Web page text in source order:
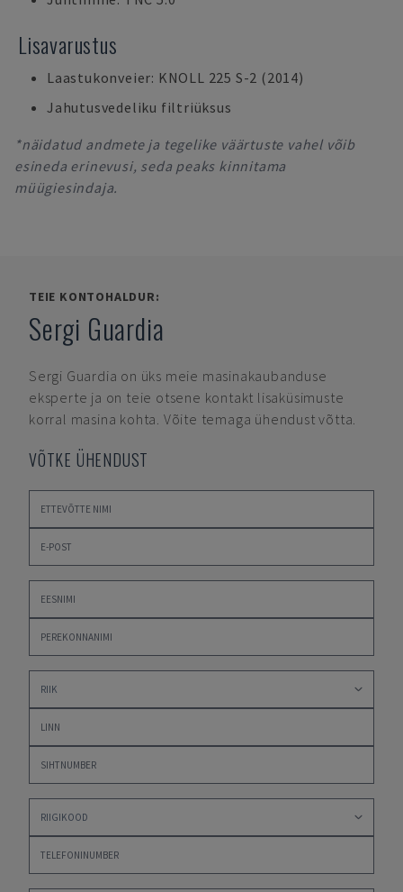
Lisavarustus
Laastukonveier: KNOLL 225 S-2 (2014)
Jahutusvedeliku filtriüksus
*näidatud andmete ja tegelike väärtuste vahel võib
esineda erinevusi, seda peaks kinnitama
müügiesindaja.
TEIE KONTOHALDUR:
Sergi Guardia
Sergi Guardia on üks meie masinakaubanduse
eksperte ja on teie otsene kontakt lisaküsimuste
korral masina kohta. Võite temaga ühendust võtta.
VÕTKE ÜHENDUST